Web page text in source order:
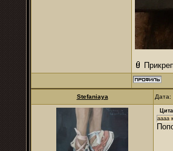
Stefaniaya
аааа